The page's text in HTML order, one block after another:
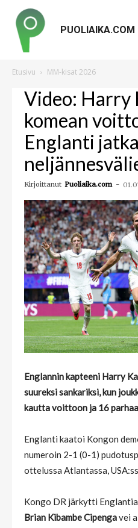
PUOLIAIKA.COM
Etusivu MM-kisat 2026
Video: Harry
komean
Englanti
Kirjoittanut Puoliaika.com -
Englannin kapteeni Harry
suureksi sankariksi, kun
kautta voittoon ja 16
Englanti kaatoi Kongon
numeroin 2-1 (0-1)
ottelussa Atlantassa,
Kongo DR järkytti
Brian Kibambe Cipengavei